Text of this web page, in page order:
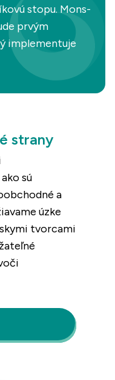
stopu. Mons-
prvým
implementuje
strany
sú
a
úzke
tvorcami